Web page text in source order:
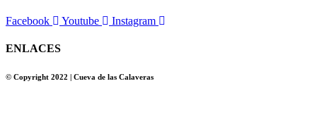
Facebook Youtube Instagram
ENLACES
© Copyright 2022 | Cueva de las Calaveras